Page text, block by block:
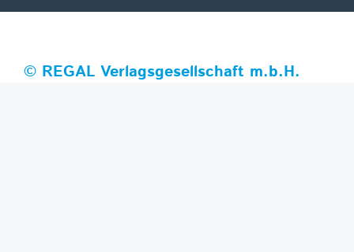
© REGAL Verlagsgesellschaft m.b.H.